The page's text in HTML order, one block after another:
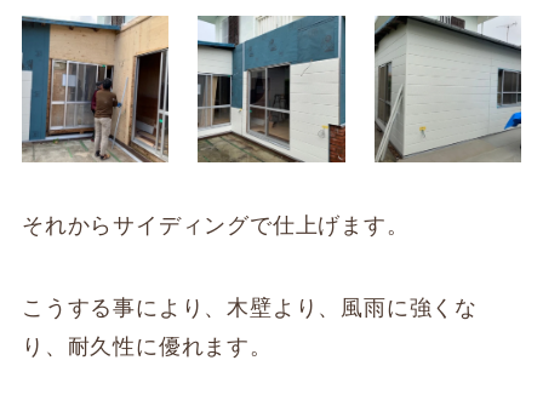
それからサイディングで仕上げます。
こうする事により、木壁より、風雨に強くな
り、耐久性に優れます。